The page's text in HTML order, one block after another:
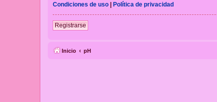
Condiciones de uso | Política de privacidad
Registrarse
Inicio pH